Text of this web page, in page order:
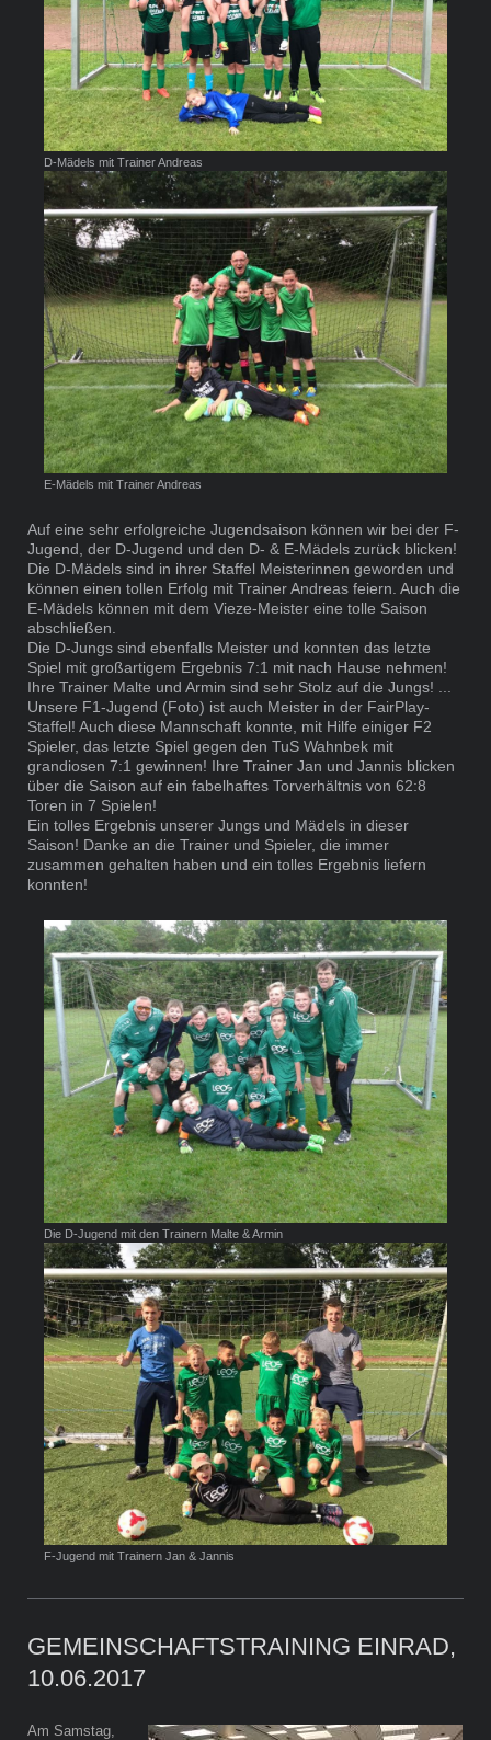
D-Mädels mit Trainer Andreas
E-Mädels mit Trainer Andreas
Auf eine sehr erfolgreiche Jugendsaison können wir bei der F-
Jugend, der D-Jugend und den D- & E-Mädels zurück blicken!
Die D-Mädels sind in ihrer Staffel Meisterinnen geworden und
können einen tollen Erfolg mit Trainer Andreas feiern. Auch die
E-Mädels können mit dem Vieze-Meister eine tolle Saison
abschließen.
Die D-Jungs sind ebenfalls Meister und konnten das letzte
Spiel mit großartigem Ergebnis 7:1 mit nach Hause nehmen!
Ihre Trainer Malte und Armin sind sehr Stolz auf die Jungs! ...
Unsere F1-Jugend (Foto) ist auch Meister in der FairPlay-
Staffel! Auch diese Mannschaft konnte, mit Hilfe einiger F2
Spieler, das letzte Spiel gegen den TuS Wahnbek mit
grandiosen 7:1 gewinnen! Ihre Trainer Jan und Jannis blicken
über die Saison auf ein fabelhaftes Torverhältnis von 62:8
Toren in 7 Spielen!
Ein tolles Ergebnis unserer Jungs und Mädels in dieser
Saison! Danke an die Trainer und Spieler, die immer
zusammen gehalten haben und ein tolles Ergebnis liefern
konnten!
Die D-Jugend mit den Trainern Malte & Armin
F-Jugend mit Trainern Jan & Jannis
GEMEINSCHAFTSTRAINING EINRAD,
10.06.2017
Am Samstag,